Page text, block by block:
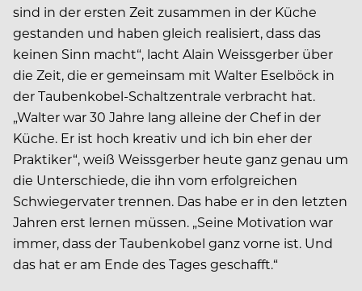
sind in der ersten Zeit zusammen in der Küche
gestanden und haben gleich realisiert, dass das
keinen Sinn macht“, lacht Alain Weissgerber über
die Zeit, die er gemeinsam mit Walter Eselböck in
der Taubenkobel-Schaltzentrale verbracht hat.
„Walter war 30 Jahre lang alleine der Chef in der
Küche. Er ist hoch kreativ und ich bin eher der
Praktiker“, weiß Weissgerber heute ganz genau um
die Unterschiede, die ihn vom erfolgreichen
Schwiegervater trennen. Das habe er in den letzten
Jahren erst lernen müssen. „Seine Motivation war
immer, dass der Taubenkobel ganz vorne ist. Und
das hat er am Ende des Tages geschafft.“